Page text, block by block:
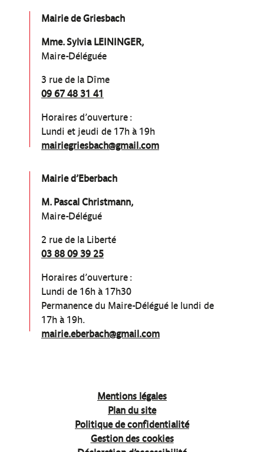
Mairie de Griesbach
Mme. Sylvia LEININGER,
Maire-Déléguée
3 rue de la Dîme
09 67 48 31 41
Horaires d’ouverture :
Lundi et jeudi de 17h à 19h
mairiegriesbach@gmail.com
Mairie d’Eberbach
M. Pascal Christmann,
Maire-Délégué
2 rue de la Liberté
03 88 09 39 25
Horaires d’ouverture :
Lundi de 16h à 17h30
Permanence du Maire-Délégué le lundi de
17h à 19h.
mairie.eberbach@gmail.com
Mentions légales
Plan du site
Politique de confidentialité
Gestion des cookies